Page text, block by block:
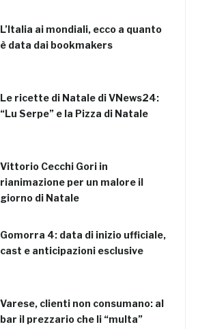
L’Italia ai mondiali, ecco a quanto
è data dai bookmakers
Le ricette di Natale di VNews24:
“Lu Serpe” e la Pizza di Natale
Vittorio Cecchi Gori in
rianimazione per un malore il
giorno di Natale
Gomorra 4: data di inizio ufficiale,
cast e anticipazioni esclusive
Varese, clienti non consumano: al
bar il prezzario che li “multa”